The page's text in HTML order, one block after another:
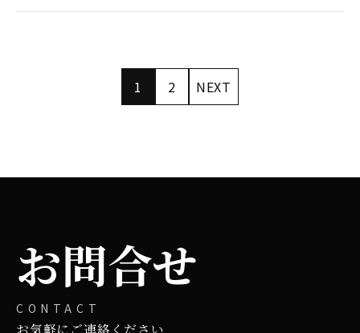
1 2 NEXT
お問合せ
CONTACT